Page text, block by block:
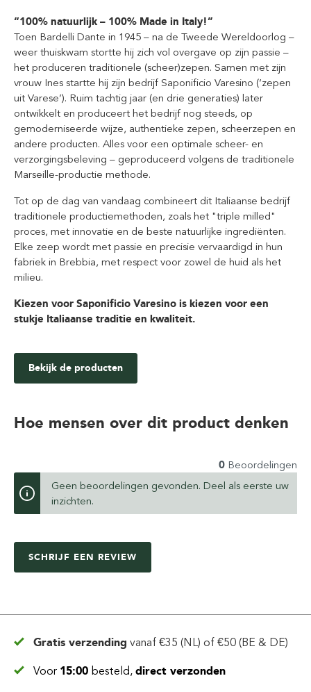
“100% natuurlijk – 100% Made in Italy!”
Toen Bardelli Dante in 1945 – na de Tweede Wereldoorlog –
weer thuiskwam stortte hij zich vol overgave op zijn passie –
het produceren traditionele (scheer)zepen. Samen met zijn
vrouw Ines startte hij zijn bedrijf Saponificio Varesino (‘zepen
uit Varese’). Ruim tachtig jaar (en drie generaties) later
ontwikkelt en produceert het bedrijf nog steeds, op
gemoderniseerde wijze, authentieke zepen, scheerzepen en
andere producten. Alles voor een optimale scheer- en
verzorgingsbeleving – geproduceerd volgens de traditionele
Marseille-productie methode.
Tot op de dag van vandaag combineert dit Italiaanse bedrijf
traditionele productiemethoden, zoals het "triple milled"
proces, met innovatie en de beste natuurlijke ingrediënten.
Elke zeep wordt met passie en precisie vervaardigd in hun
fabriek in Brebbia, met respect voor zowel de huid als het
milieu.
Kiezen voor Saponificio Varesino is kiezen voor een
stukje Italiaanse traditie en kwaliteit.
Bekijk de producten
Hoe mensen over dit product denken
0 Beoordelingen
Geen beoordelingen gevonden. Deel als eerste uw
inzichten.
SCHRIJF EEN REVIEW
Gratis verzending vanaf €35 (NL) of €50 (BE & DE)
Voor 15:00 besteld, direct verzonden